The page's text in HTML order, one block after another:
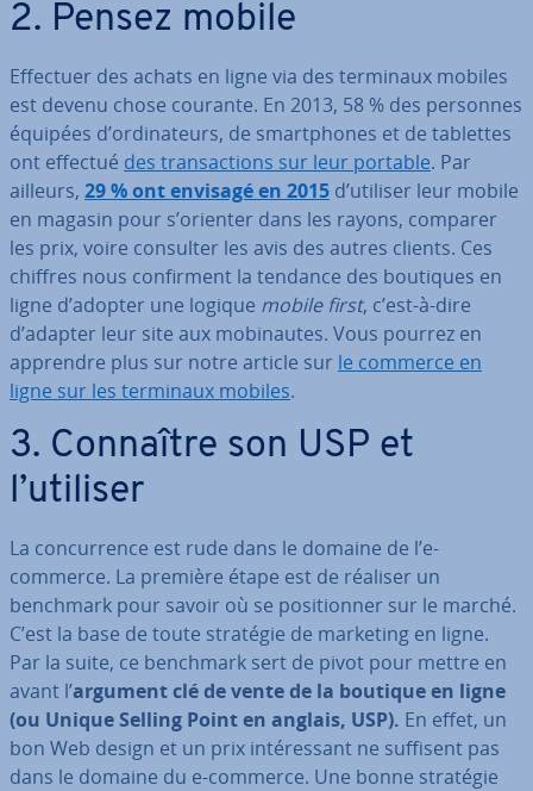
2. Pensez mobile
Effectuer des achats en ligne via des terminaux mobiles
est devenu chose courante. En 2013, 58 % des personnes
équipées d’or­di­na­teurs, de smart­phones et de tablettes
ont effectué des tran­sac­tions sur leur portable. Par
ailleurs, 29 % ont envisagé en 2015 d’utiliser leur mobile
en magasin pour s’orienter dans les rayons, comparer
les prix, voire consulter les avis des autres clients. Ces
chiffres nous con­fir­ment la tendance des boutiques en
ligne d’adopter une logique mobile first, c’est-à-dire
d’adapter leur site aux mo­bi­nautes. Vous pourrez en
apprendre plus sur notre article sur le commerce en
ligne sur les terminaux mobiles.
3. Connaître son USP et
l’utiliser
La con­cur­rence est rude dans le domaine de l’e-
commerce. La première étape est de réaliser un
benchmark pour savoir où se po­si­tion­ner sur le marché.
C’est la base de toute stratégie de marketing en ligne.
Par la suite, ce benchmark sert de pivot pour mettre en
avant l’argument clé de vente de la boutique en ligne
(ou Unique Selling Point en anglais, USP). En effet, un
bon Web design et un prix in­té­res­sant ne suffisent pas
dans le domaine du e-commerce. Une bonne stratégie